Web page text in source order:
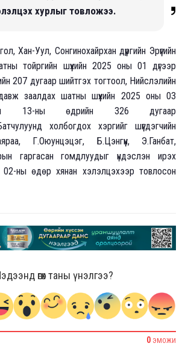
хурлыг товложээ.
Хан-Уул, Сонгинохайрхан дүүргийн Эрүүгийн
тойргийн шүүхийн 2025 оны 01 дүгээр
207 дугаар шийтгэх тогтоол, Нийслэлийн
давж заалдах шатны шүүхийн 2025 оны 03
13-ны өдрийн 326 дугаар
холбогдох хэргийг шүүгдэгчийн
Г.Оюунцэцэг, Б.Цэнгүүн, Э.Ганбат,
гаргасан гомдлуудыг үндэслэн ирэх
02-ны өдөр хянан хэлэлцэхээр товлосон
өгөх таны үнэлгээ?
0 ЭМОЖИ